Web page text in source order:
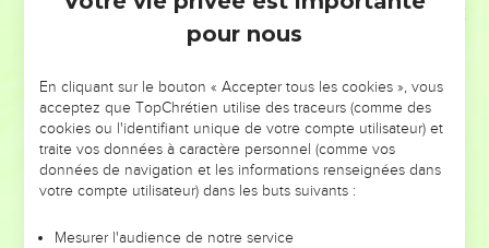
NE MANQUEZ PAS L’ÉVÉNEMENT
DE L’ANNÉE !
ET SI LEURS ERREURS POUVAIENT VOUS ÉVITER LES
VOTRES ?
leur foi ou leur vision. Mais on voit moins les doutes, les erreurs
pour nous
En cliquant sur le bouton « Accepter tous les cookies », vous
acceptez que TopChrétien utilise des traceurs (comme des
cookies ou l'identifiant unique de votre compte utilisateur) et
traite vos données à caractère personnel (comme vos
données de navigation et les informations renseignées dans
votre compte utilisateur) dans les buts suivants :
Mesurer l'audience de notre service